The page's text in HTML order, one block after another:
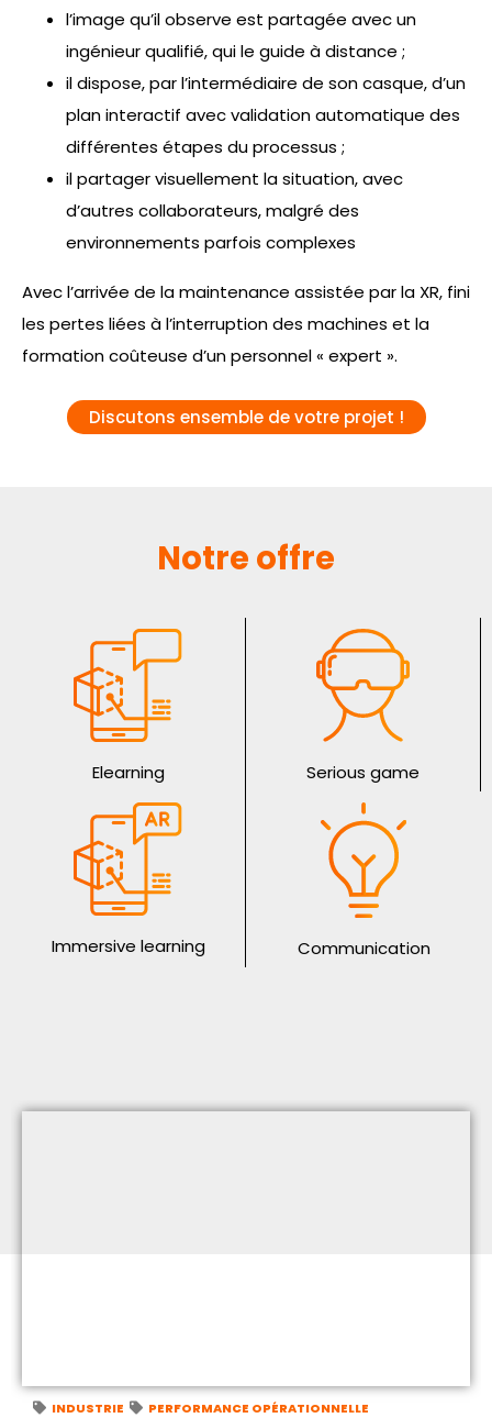
l’image qu’il observe est partagée avec un
ingénieur qualifié, qui le guide à distance ;
il dispose, par l’intermédiaire de son casque, d’un
plan interactif avec validation automatique des
différentes étapes du processus ;
il partager visuellement la situation, avec
d’autres collaborateurs, malgré des
environnements parfois complexes
Avec l’arrivée de la maintenance assistée par la XR, fini
les pertes liées à l’interruption des machines et la
formation coûteuse d’un personnel « expert ».
Discutons ensemble de votre projet !
Notre offre
Elearning Serious game
Immersive learning Communication
INDUSTRIE PERFORMANCE OPÉRATIONNELLE